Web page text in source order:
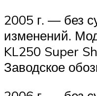
2005 г. — без
изменений.
KL250 Super
Заводское